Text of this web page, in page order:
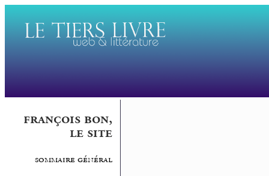
françois bon,
le site
sommaire général